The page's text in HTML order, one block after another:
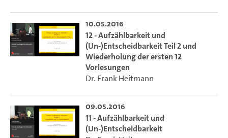
10.05.2016
12 - Aufzählbarkeit und
(Un-)Entscheidbarkeit Teil 2 und
Wiederholung der ersten 12
Vorlesungen
Dr. Frank Heitmann
09.05.2016
11 - Aufzählbarkeit und
(Un-)Entscheidbarkeit